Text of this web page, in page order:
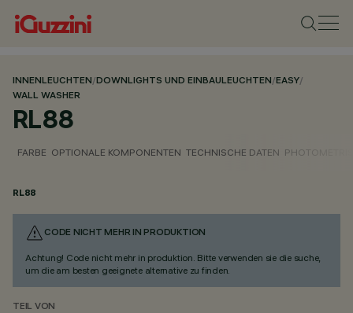
INNENLEUCHTEN/DOWNLIGHTS UND EINBAULEUCHTEN/EASY/
WALL WASHER
RL88
FARBE OPTIONALE KOMPONENTEN TECHNISCHE DATEN
RL88
CODE NICHT MEHR IN PRODUKTION
Achtung! Code nicht mehr in produktion. Bitte verwenden sie die suche,
um die am besten geeignete alternative zu finden.
TEIL VON